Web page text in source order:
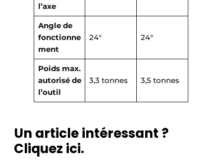
l’axe
Angle de
fonctionne
ment
24° 24°
Poids max.
autorisé de
l’outil
3,3 tonnes 3,5 tonnes
Un article intéressant ?
Cliquez ici.